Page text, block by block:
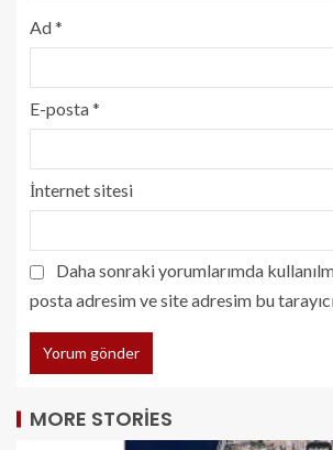
Ad*
E-posta*
İnternet sitesi
Daha sonraki yorumlarımda
posta adresim ve site adresim bu
MORE STORIES